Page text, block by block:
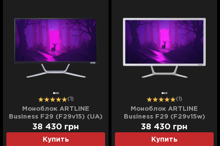
(1)
Моноблок ARTLINE
Business F29 (F29v15) (UA)
Купить
38 430 грн
(1)
Моноблок ARTLINE
Business F29 (F29v15w)
(UA)
Купить
38 430 грн